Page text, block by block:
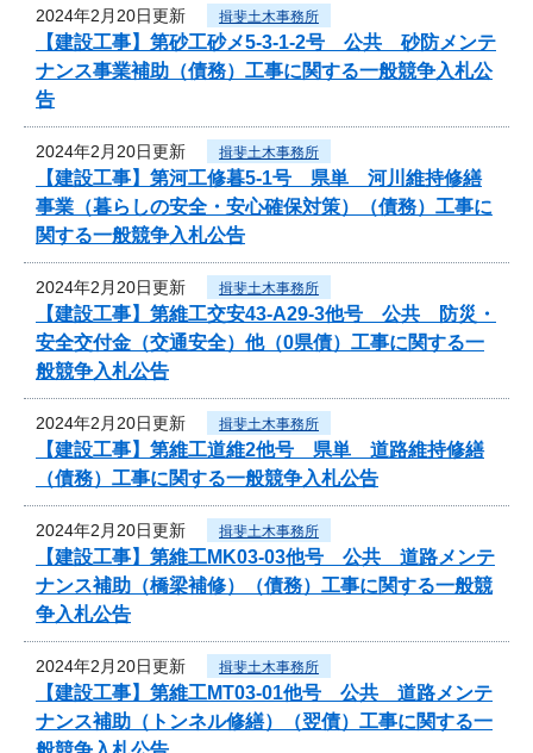
2024年2月20日更新 揖斐土木事務所
【建設工事】第砂工砂メ5-3-1-2号 公共 砂防メンテ
ナンス事業補助（債務）工事に関する一般競争入札公
告
2024年2月20日更新 揖斐土木事務所
【建設工事】第河工修暮5-1号 県単 河川維持修繕
事業（暮らしの安全・安心確保対策）（債務）工事に
関する一般競争入札公告
2024年2月20日更新 揖斐土木事務所
【建設工事】第維工交安43-A29-3他号 公共 防災・
安全交付金（交通安全）他（0県債）工事に関する一
般競争入札公告
2024年2月20日更新 揖斐土木事務所
【建設工事】第維工道維2他号 県単 道路維持修繕
（債務）工事に関する一般競争入札公告
2024年2月20日更新 揖斐土木事務所
【建設工事】第維工MK03-03他号 公共 道路メンテ
ナンス補助（橋梁補修）（債務）工事に関する一般競
争入札公告
2024年2月20日更新 揖斐土木事務所
【建設工事】第維工MT03-01他号 公共 道路メンテ
ナンス補助（トンネル修繕）（翌債）工事に関する一